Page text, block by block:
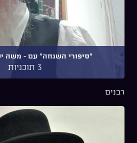
"סיפורי השגחה" עם ~ משה
3 תוכניות
רבנים